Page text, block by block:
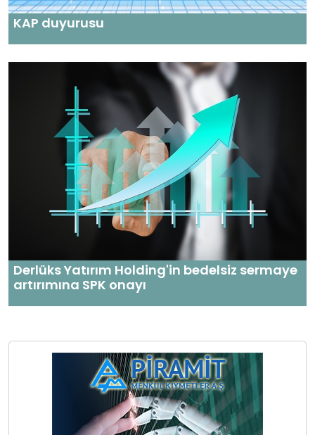
KAP duyurusu
Derlüks Yatırım Holding'in bedelsiz sermaye
artırımına SPK onayı